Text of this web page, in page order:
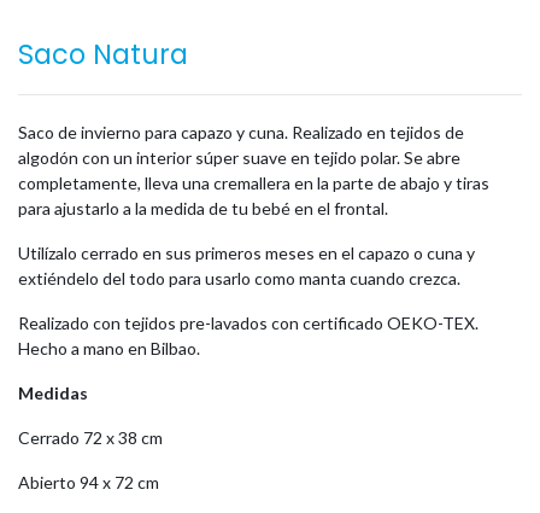
Saco Natura
Saco de invierno para capazo y cuna. Realizado en tejidos de
algodón con un interior súper suave en tejido polar. Se abre
completamente, lleva una cremallera en la parte de abajo y tiras
para ajustarlo a la medida de tu bebé en el frontal.
Utilízalo cerrado en sus primeros meses en el capazo o cuna y
extiéndelo del todo para usarlo como manta cuando crezca.
Realizado con tejidos pre-lavados con certificado OEKO-TEX.
Hecho a mano en Bilbao.
Medidas
Cerrado 72 x 38 cm
Abierto 94 x 72 cm